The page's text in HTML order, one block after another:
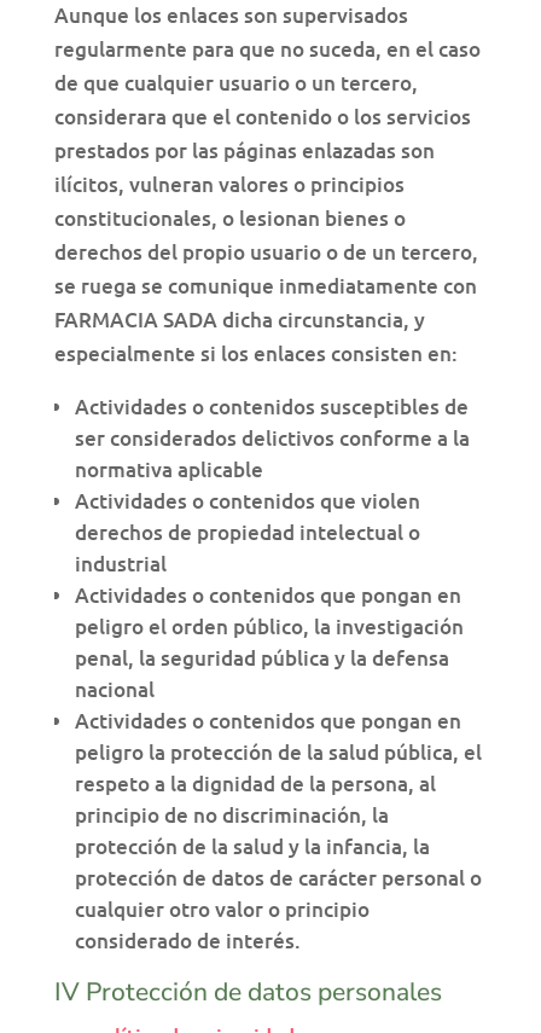
Aunque los enlaces son supervisados
regularmente para que no suceda, en el caso
de que cualquier usuario o un tercero,
considerara que el contenido o los servicios
prestados por las páginas enlazadas son
ilícitos, vulneran valores o principios
constitucionales, o lesionan bienes o
derechos del propio usuario o de un tercero,
se ruega se comunique inmediatamente con
FARMACIA SADA dicha circunstancia, y
especialmente si los enlaces consisten en:
Actividades o contenidos susceptibles de
ser considerados delictivos conforme a la
normativa aplicable
Actividades o contenidos que violen
derechos de propiedad intelectual o
industrial
Actividades o contenidos que pongan en
peligro el orden público, la investigación
penal, la seguridad pública y la defensa
nacional
Actividades o contenidos que pongan en
peligro la protección de la salud pública, el
respeto a la dignidad de la persona, al
principio de no discriminación, la
protección de la salud y la infancia, la
protección de datos de carácter personal o
cualquier otro valor o principio
considerado de interés.
IV Protección de datos personales